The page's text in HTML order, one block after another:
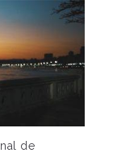
de